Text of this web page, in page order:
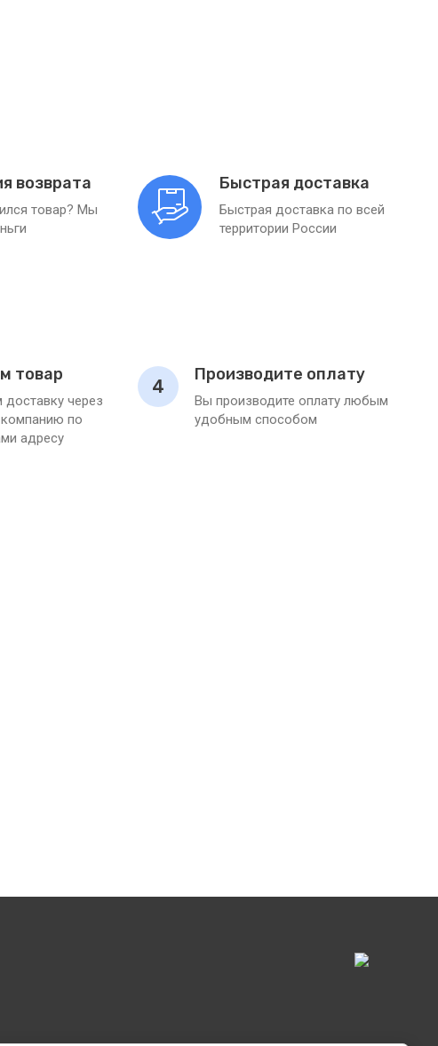
возврата
товар? Мы
Быстрая доставка
Быстрая доставка по всей
территории России
товар
через
по
адресу
4
Производите оплату
Вы производите оплату любым
удобным способом